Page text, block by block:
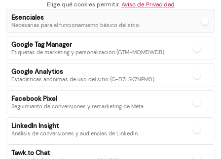
Inicio
Servicios
Catálogo
Recetas
Blog
Contacto
Síguenos en nuestras redes sociales
Facebook Instagram
Youtube WhatsApp
Elige qué cookies permitir. Aviso de Privacidad
Esenciales
Necesarias para el funcionamiento básico del sitio.
Google Tag Manager
Etiquetas de marketing y personalización (GTM-MQMDWDB).
Google Analytics
Estadísticas anónimas de uso del sitio (G-D7LSK7NPM0).
Facebook Pixel
Seguimiento de conversiones y remarketing de Meta.
LinkedIn Insight
Análisis de conversiones y audiencias de LinkedIn.
Tawk.to Chat